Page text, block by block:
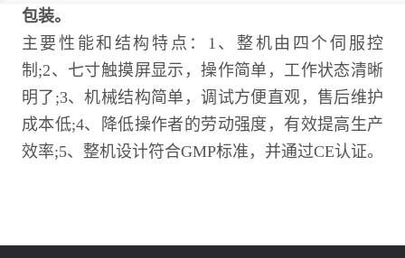
包装。
主要性能和结构特点 ： 1、整机由四个伺服控
制;2、七寸触摸屏显示，操作简单，工作状态清晰
明了;3、机械结构简单，调试方便直观，售后维护
成本低;4、降低操作者的劳动强度，有效提高生产
效率;5、整机设计符合GMP标准，并通过CE认证。